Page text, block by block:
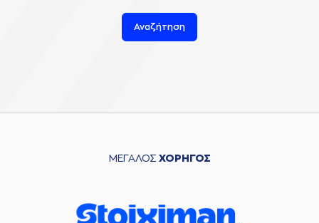
Αναζήτηση
ΜΕΓΑΛΟΣ ΧΟΡΗΓΟΣ